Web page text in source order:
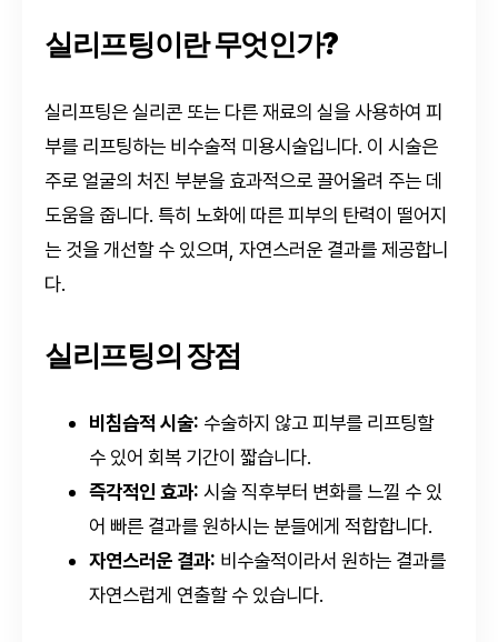
실리프팅이란 무엇인가?
실리프팅은 실리콘 또는 다른 재료의 실을 사용하여 피
부를 리프팅하는 비수술적 미용시술입니다. 이 시술은
주로 얼굴의 처진 부분을 효과적으로 끌어올려 주는 데
도움을 줍니다. 특히 노화에 따른 피부의 탄력이 떨어지
는 것을 개선할 수 있으며, 자연스러운 결과를 제공합니
다.
실리프팅의 장점
비침습적 시술: 수술하지 않고 피부를 리프팅할
수 있어 회복 기간이 짧습니다.
즉각적인 효과: 시술 직후부터 변화를 느낄 수 있
어 빠른 결과를 원하시는 분들에게 적합합니다.
자연스러운 결과: 비수술적이라서 원하는 결과를
자연스럽게 연출할 수 있습니다.